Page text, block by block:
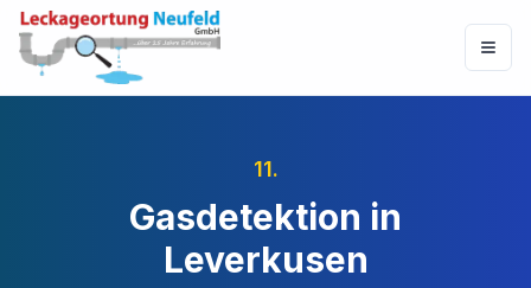
11.
Gasdetektion in
Leverkusen